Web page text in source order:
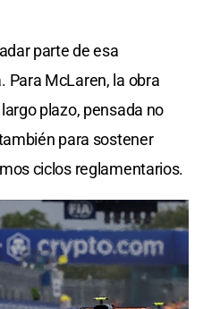
parte de esa
Para McLaren, la obra
plazo, pensada no
para sostener
ciclos reglamentarios.